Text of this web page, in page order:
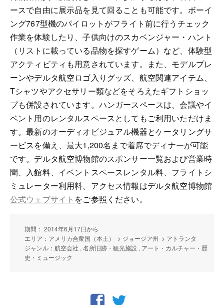
ースで自由に展示品を見て回ることも可能です。ボーイ
ング767型機のパイロットがフライト前に行うチェック
作業を体験したり、子供向けのスカベンジャー・ハント
（リストに載っている品物を探すゲーム）など、体験型
アクティビティも用意されています。また、モデルプレ
ーンやデルタ航空ロゴ入りグッズ、航空関連アイテム、
Tシャツやアクセサリー類などをそろえたギフトショッ
プも併設されています。ハンガースペースは、会議やイ
ベント用のレンタルスペースとしてもご利用いただけま
す。最新のオーディオビジュアル機器とケータリングサ
ービスを備え、最大1,200名まで着席でディナーが可能
です。デルタ航空博物館のスポンサー一覧および営業時
間、入館料、イベントスペースレンタル料、フライトシ
ミュレーター利用料、アクセス情報はデルタ航空博物館
公式ウェブサイト をご参照ください。
期間： 2014年6月17日から
エリア：アメリカ合衆国（本土） > ジョージア州 > アトランタ
ジャンル：航空会社 , 名所旧跡・観光施設 , アート・カルチャー・歴
史・ミュージック